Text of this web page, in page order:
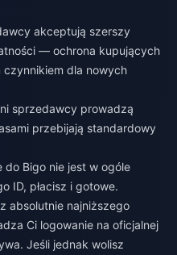
akceptują szerszy
— ochrona kupujących
dla nowych
sprzedawcy prowadzą
przebijają standardowy
do Bigo nie jest w ogóle
ID, płacisz i gotowe.
absolutnie najniższego
Ci logowanie na oficjalnej
Jeśli jednak wolisz